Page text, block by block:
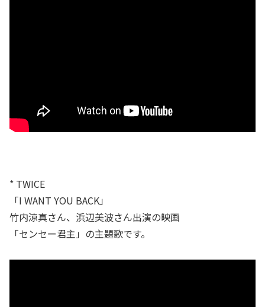
* TWICE
「I WANT YOU BACK」
竹内涼真さん、浜辺美波さん出演の映画
「センセー君主」の主題歌です。